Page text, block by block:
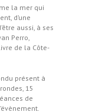
la mer qui
d’une
aussi, à ses
Perro,
de la Côte-
présent à
15
de